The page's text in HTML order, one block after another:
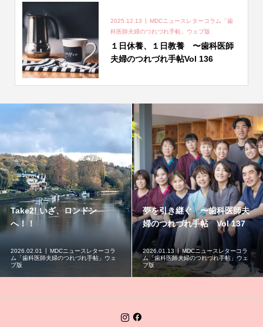
2025.12.13
MDCニュースレターコラム「歯
科医師夫婦のつれづれ手帖」ウェブ版
１日休養、１日教養 〜歯科医師
夫婦のつれづれ手帖Vol 136
Take2! いざ、ロンドン
へ！！
2026.02.01
MDCニュースレターコラ
ム「歯科医師夫婦のつれづれ手帖」ウェ
ブ版
夢を引き継ぐ 〜歯科医師夫
婦のつれづれ手帖 Vol 137
2026.01.13
MDCニュースレターコラ
ム「歯科医師夫婦のつれづれ手帖」ウェ
ブ版